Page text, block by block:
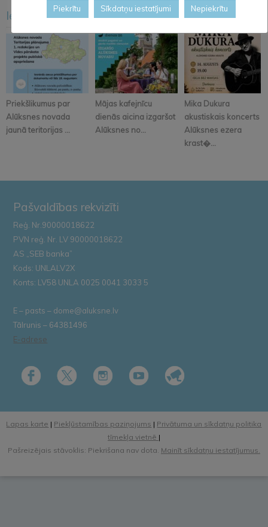
Iesakām arī šo
Priekšlikumus par
Alūksnes novada
jaunā teritorijas ...
Mājas kafejnīcu
dienās aicina izgaršot
Alūksnes no...
Mika Dukura
akustiskais koncerts
Alūksnes ezera
krast�...
Pašvaldības rekvizīti
Reģ. Nr.90000018622
PVN reģ. Nr. LV 90000018622
AS „SEB banka”
Kods: UNLALV2X
Konts: LV58 UNLA 0025 0041 3033 5
E – pasts – dome@aluksne.lv
Tālrunis – 64381496
E-adrese
Lapas karte | Piekļūstamības paziņojums | Privātuma un sīkdatņu politika
tīmekļa vietnē |
Pašreizējais stāvoklis: Piekrišana nav dota. Mainīt sīkdatņu iestatījumus.
Piekrītu Sīkdatņu iestatījumi Nepiekrītu